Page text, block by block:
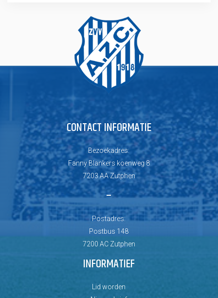
CONTACT INFORMATIE
Bezoekadres:
Fanny Blankers koenweg 8
7203 AA Zutphen
–
Postadres:
Postbus 148
7200 AC Zutphen
INFORMATIEF
Lid worden